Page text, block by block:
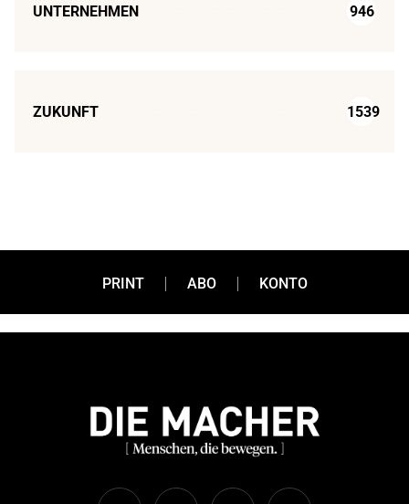
UNTERNEHMEN 946
ZUKUNFT 1539
PRINT ABO KONTO